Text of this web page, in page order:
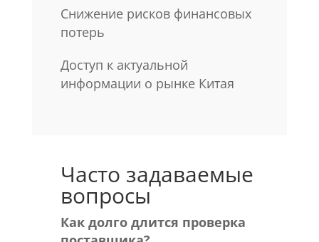
Снижение рисков финансовых
потерь
Доступ к актуальной
информации о рынке Китая
Часто задаваемые
вопросы
Как долго длится проверка